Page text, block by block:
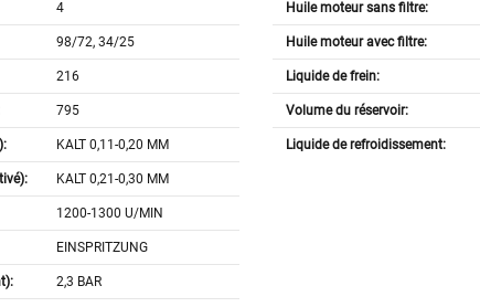
4
98/72, 34/25
216
795
KALT 0,11-0,20 MM
KALT 0,21-0,30 MM
1200-1300 U/MIN
EINSPRITZUNG
2,3 BAR
Huile moteur sans filtre:
Huile moteur avec filtre:
Liquide de frein:
Volume du réservoir:
Liquide de refroidissement: